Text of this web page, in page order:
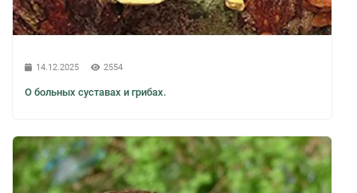
14.12.2025 2554
О больных суставах и грибах.